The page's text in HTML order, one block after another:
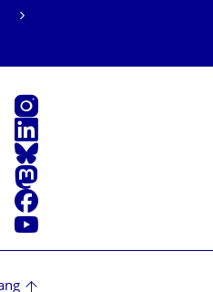
Instagram
LinkedIn
Bluesky
Mastodon
Facebook
Youtube